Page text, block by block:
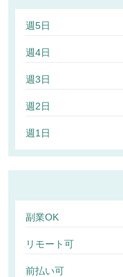
週5日
週4日
週3日
週2日
週1日
副業OK
リモート可
前払い可